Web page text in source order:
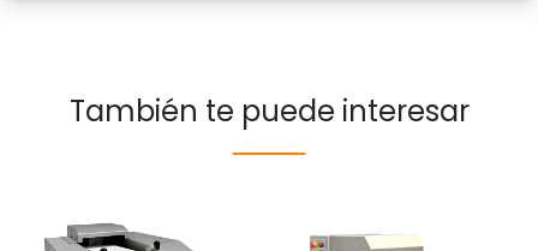
También te puede interesar